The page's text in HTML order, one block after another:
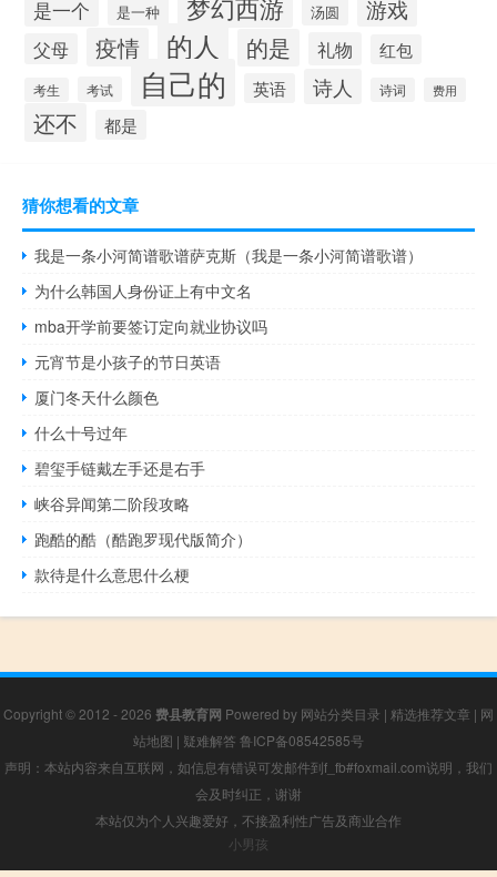
是一个 是一种 梦幻西游 汤圆 游戏
父母 疫情 的人 的是 礼物 红包
考生 考试 自己的 英语 诗人 诗词 费用
还不 都是
猜你想看的文章
我是一条小河简谱歌谱萨克斯（我是一条小河简谱歌谱）
为什么韩国人身份证上有中文名
mba开学前要签订定向就业协议吗
元宵节是小孩子的节日英语
厦门冬天什么颜色
什么十号过年
碧玺手链戴左手还是右手
峡谷异闻第二阶段攻略
跑酷的酷（酷跑罗现代版简介）
款待是什么意思什么梗
Copyright © 2012 - 2026 费县教育网 Powered by 网站分类目录 | 精选推荐文章 | 网
站地图 | 疑难解答 鲁ICP备08542585号
声明：本站内容来自互联网，如信息有错误可发邮件到f_fb#foxmail.com说明，我们
会及时纠正，谢谢
本站仅为个人兴趣爱好，不接盈利性广告及商业合作
小男孩